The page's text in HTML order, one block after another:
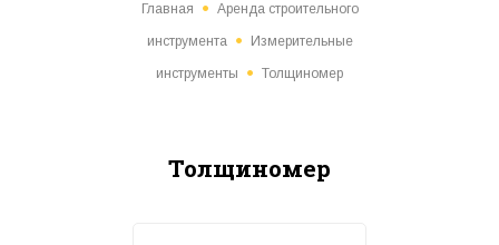
Главная Аренда строительного
инструмента Измерительные
инструменты Толщиномер
Толщиномер